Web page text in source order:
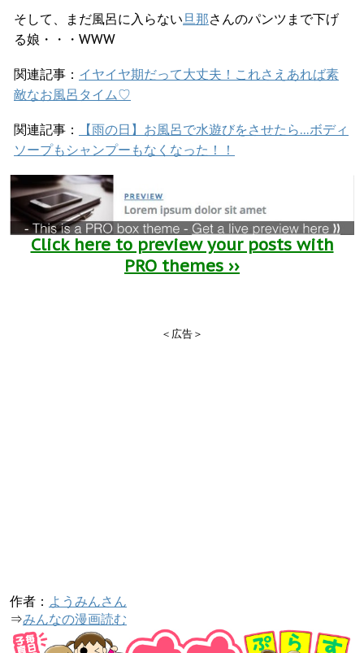
そして、まだ風呂に入らない旦那さんのパンツまで下げ
る娘・・・WWW
関連記事： イヤイヤ期だって大丈夫！これさえあれば素
敵なお風呂タイム♡
関連記事：
【雨の日】お風呂で水遊びをさせたら…ボディ
ソープもシャンプーもなくなった！！
Click here to preview your posts with
PRO themes ››
＜広告＞
作者： ようみんさん
⇒みんなの漫画読む